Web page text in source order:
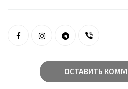
ОСТАВИТЬ